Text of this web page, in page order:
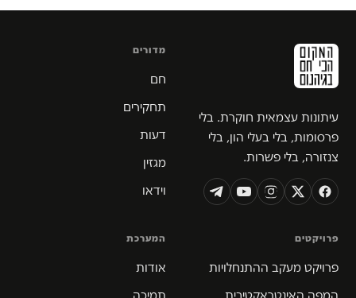
עיתונות עצמאית חוקרת. בלי
פרסומות, בלי בעלי הון, בלי
צנזורה, בלי פשרות.
מדורים
חם
תחקירים
דעות
מגזין
וידאו
פרויקטים
פרויקט מעקב ההתנחלויות
המפה האינטראקטיבית
המערכת
אודות
תמיכה